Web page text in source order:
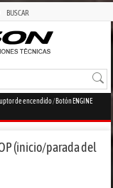
BUSCAR
de encendido/Botón ENGINE
(inicio/parada del